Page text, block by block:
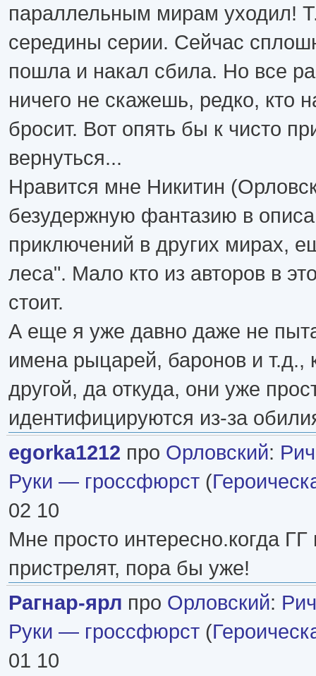
параллельным мирам уходил!
середины серии. Сейчас
пошла и накал сбила. Но все
ничего не скажешь, редко, кто
бросит. Вот опять бы к чисто
вернуться...
Нравится мне Никитин
безудержную фантазию в
приключений в других мирах,
леса". Мало кто из авторов в
стоит.
А еще я уже давно даже не
имена рыцарей, баронов и т.д.,
другой, да откуда, они уже
идентифицируются из-за
egorka1212 про Орловский:
Руки — гроссфюрст (
02 10
Мне просто интересно.когда ГГ
пристрелят, пора бы уже!
Рагнар-ярл про Орловский:
Руки — гроссфюрст (
01 10